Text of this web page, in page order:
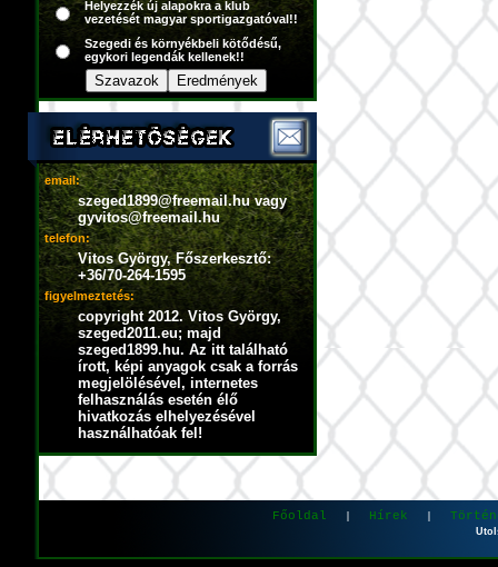
Helyezzék új alapokra a klub
vezetését magyar sportigazgatóval!!
Szegedi és környékbeli kötődésű,
egykori legendák kellenek!!
email:
szeged1899@freemail.hu vagy
gyvitos@freemail.hu
telefon:
Vitos György, Főszerkesztő:
+36/70-264-1595
figyelmeztetés:
copyright 2012. Vitos György,
szeged2011.eu; majd
szeged1899.hu. Az itt található
írott, képi anyagok csak a forrás
megjelölésével, internetes
felhasználás esetén élő
hivatkozás elhelyezésével
használhatóak fel!
Főoldal Hírek